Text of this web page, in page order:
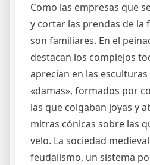
Como las empresas que
y cortar las prendas de la
son familiares. En el
destacan los complejos
aprecian en las
«damas», formados por
las que colgaban joyas y
mitras cónicas sobre las
velo. La sociedad
feudalismo, un sistema